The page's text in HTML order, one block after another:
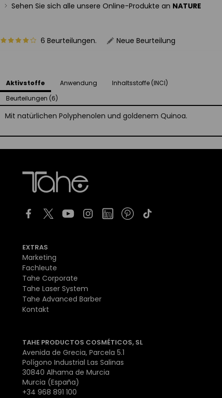
Sehen Sie sich alle unsere Online-Produkte an NATURE
6 Beurteilungen. Neue Beurteilung
Aktivstoffe Anwendung
Inhaltsstoffe (INCI)
Beurteilungen (6)
Mit natürlichen Polyphenolen und goldenem Quinoa.
EXTRAS
Marketing
Fachleute
Tahe Corporate
Tahe Laser System
Tahe Advanced Barber
Kontakt
TAHE PRODUCTOS COSMÉTICOS, SL
Avenida de Grecia, Parcela 5.1
Polígono Industrial Las Salinas
30840 Alhama de Murcia
Murcia (España)
+34 968 891 100